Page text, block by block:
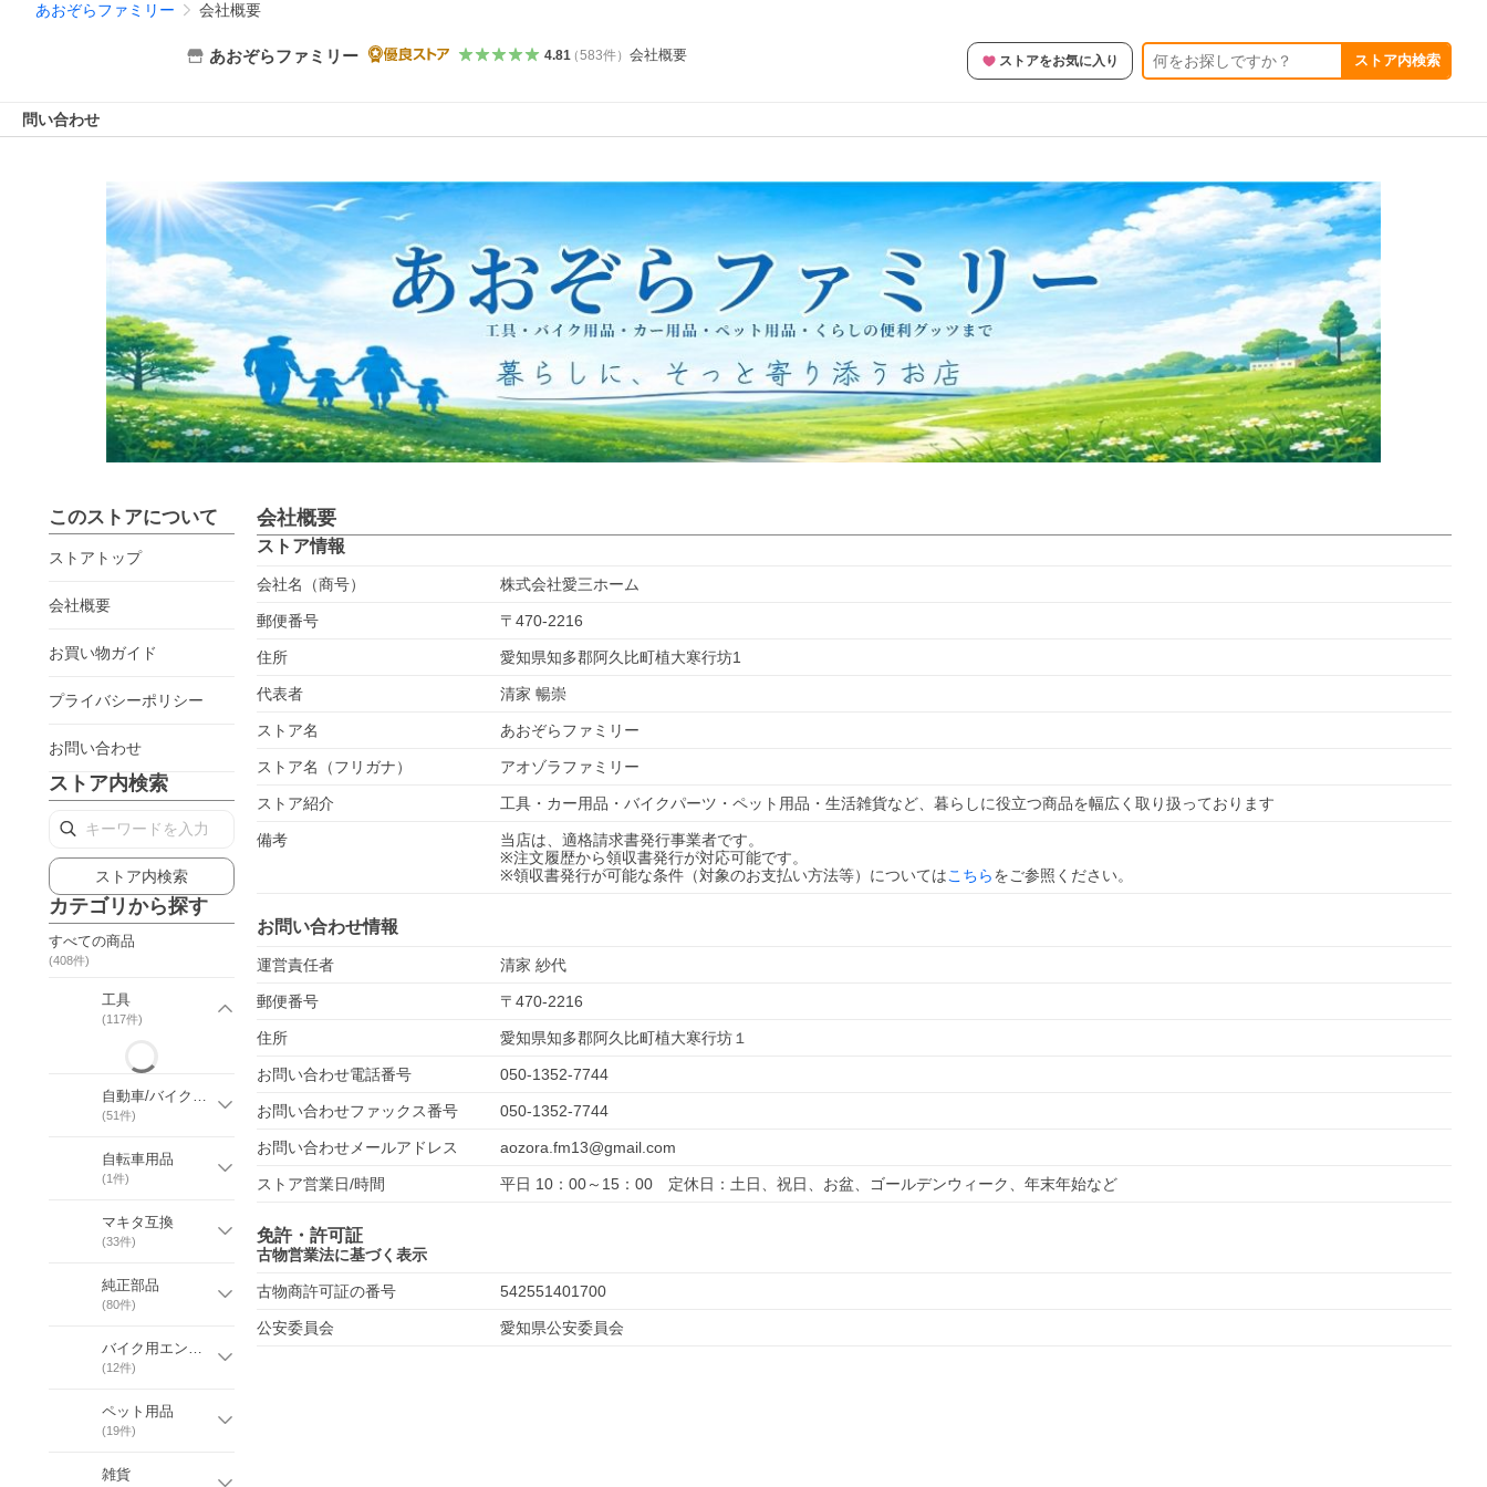
あおぞらファミリー 会社概要
あおぞらファミリー 4.81（583件） 会社概要 ストアをお気に入り ストア内検索
問い合わせ
このストアについて
ストアトップ
会社概要
お買い物ガイド
プライバシーポリシー
お問い合わせ
ストア内検索
ストア内検索
カテゴリから探す
すべての商品
(408件)
工具
(117件)
自動車/バイク用品
(51件)
自転車用品
(1件)
マキタ互換
(33件)
純正部品
(80件)
バイク用エンジンオイル
(12件)
ペット用品
(19件)
雑貨
会社概要
ストア情報
会社名（商号） 株式会社愛三ホーム
郵便番号 〒 470-2216
住所 愛知県知多郡阿久比町植大寒行坊1
代表者 清家 暢崇
ストア名 あおぞらファミリー
ストア名（フリガナ） アオゾラファミリー
ストア紹介 工具・カー用品・バイクパーツ・ペット用品・生活雑貨など、暮らしに役立つ商品を幅広く取り扱っております
備考
当店は、適格請求書発行事業者です。
※注文履歴から領収書発行が対応可能です。
※領収書発行が可能な条件（対象のお支払い方法等）についてはこちらをご参照ください。
お問い合わせ情報
運営責任者 清家 紗代
郵便番号 〒 470-2216
住所 愛知県知多郡阿久比町植大寒行坊１
お問い合わせ電話番号 050-1352-7744
お問い合わせファックス番号 050-1352-7744
お問い合わせメールアドレス aozora.fm13@gmail.com
ストア営業日/時間 平日 10：00～15：00　定休日：土日、祝日、お盆、ゴールデンウィーク、年末年始など
免許・許可証
古物営業法に基づく表示
古物商許可証の番号 542551401700
公安委員会 愛知県公安委員会